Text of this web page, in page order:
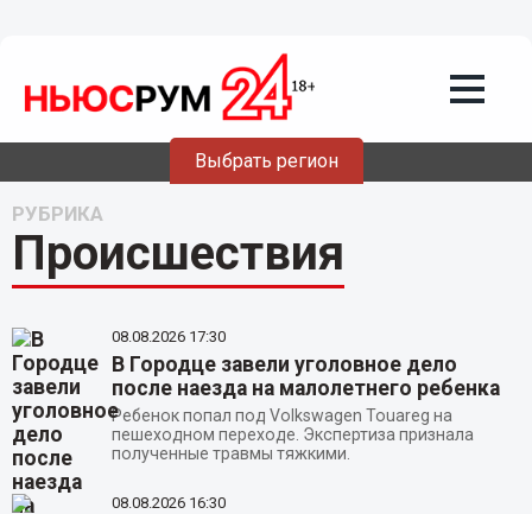
Выбрать регион
РУБРИКА
Происшествия
08.08.2026 17:30
В Городце завели уголовное дело
после наезда на малолетнего ребенка
Ребенок попал под Volkswagen Touareg на
пешеходном переходе. Экспертиза признала
полученные травмы тяжкими.
08.08.2026 16:30